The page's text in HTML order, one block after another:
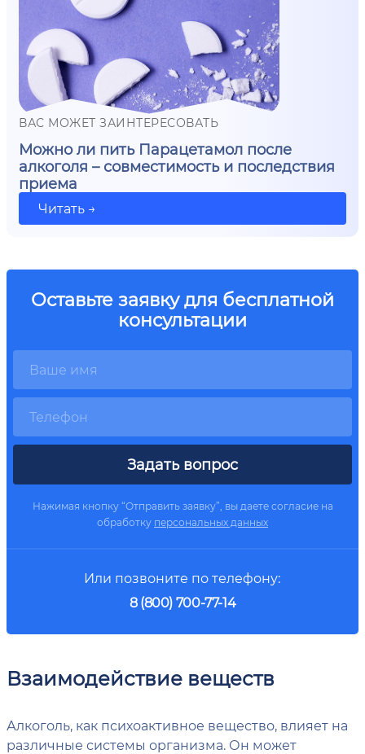
ВАС МОЖЕТ ЗАИНТЕРЕСОВАТЬ
Можно ли пить Парацетамол после
алкоголя – совместимость и последствия
приема
Читать →
Оставьте заявку для бесплатной
консультации
Задать вопрос
Нажимая кнопку “Отправить заявку”, вы даете согласие на
обработку персональных данных
Или позвоните по телефону:
8 (800) 700-77-14
Взаимодействие веществ
Алкоголь, как психоактивное вещество, влияет на
различные системы организма. Он может